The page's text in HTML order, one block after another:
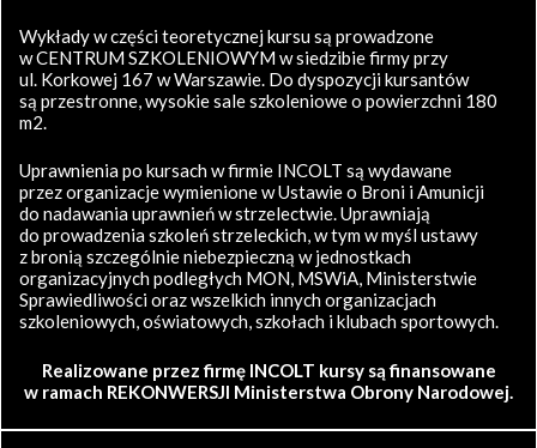
Wykłady w części teoretycznej kursu są prowadzone
w CENTRUM SZKOLENIOWYM w siedzibie firmy przy
ul. Korkowej 167 w Warszawie. Do dyspozycji kursantów
są przestronne, wysokie sale szkoleniowe o powierzchni 180
m2.
Uprawnienia po kursach w firmie INCOLT są wydawane
przez organizacje wymienione w Ustawie o Broni i Amunicji
do nadawania uprawnień w strzelectwie. Uprawniają
do prowadzenia szkoleń strzeleckich, w tym w myśl ustawy
z bronią szczególnie niebezpieczną w jednostkach
organizacyjnych podległych MON, MSWiA, Ministerstwie
Sprawiedliwości oraz wszelkich innych organizacjach
szkoleniowych, oświatowych, szkołach i klubach sportowych.
Realizowane przez firmę INCOLT kursy są finansowane
w ramach REKONWERSJI Ministerstwa Obrony Narodowej.